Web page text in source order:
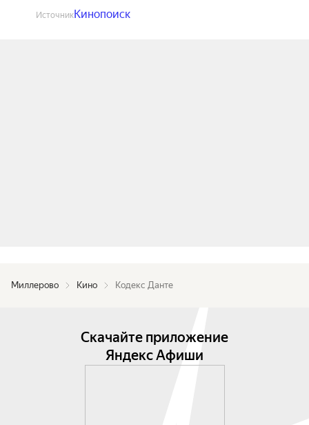
ИсточникКинопоиск
Миллерово Кино Кодекс Данте
Скачайте приложение
Яндекс Афиши